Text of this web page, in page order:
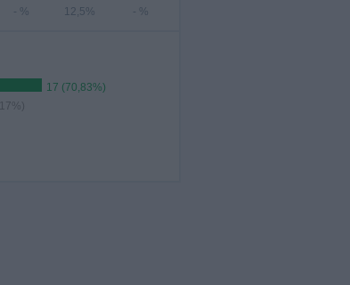
- % 12,5% - %
17 (70,83%)